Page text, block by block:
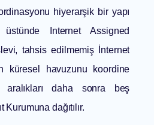
hiyerarşik bir yapı
Internet Assigned
tahsis edilmemiş İnternet
küresel havuzunu koordine
daha sonra beş
dağıtılır.